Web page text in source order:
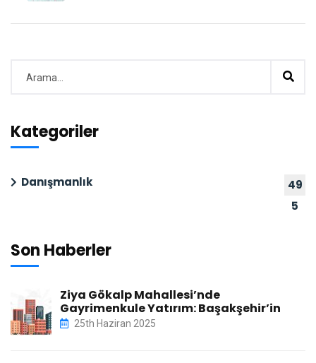
Kategoriler
Danışmanlık
49
5
Son Haberler
Ziya Gökalp Mahallesi’nde
Gayrimenkule Yatırım: Başakşehir’in
25th Haziran 2025